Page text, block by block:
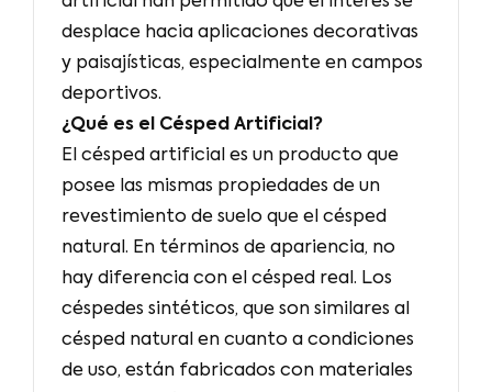
desplace hacia aplicaciones decorativas
y paisajísticas, especialmente en campos
deportivos.
¿Qué es el Césped Artificial?
El césped artificial es un producto que
posee las mismas propiedades de un
revestimiento de suelo que el césped
natural. En términos de apariencia, no
hay diferencia con el césped real. Los
céspedes sintéticos, que son similares al
césped natural en cuanto a condiciones
de uso, están fabricados con materiales